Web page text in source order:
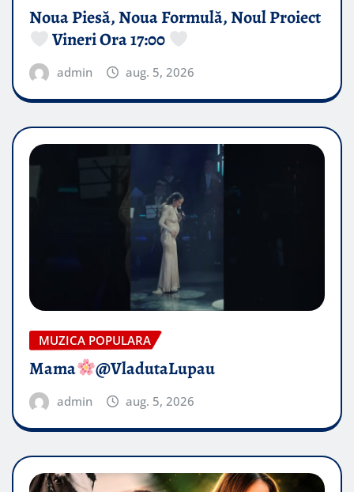
Noua Piesă, Noua Formulă, Noul Proiect
Vineri Ora 17:00
admin aug. 5, 2026
MUZICA POPULARA
Mama @VladutaLupau
admin aug. 5, 2026